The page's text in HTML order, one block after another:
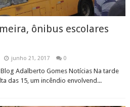
ônibus escolares
junho 21, 2017 0
Adalberto Gomes Notícias Na tarde
das 15, um incêndio envolvend...